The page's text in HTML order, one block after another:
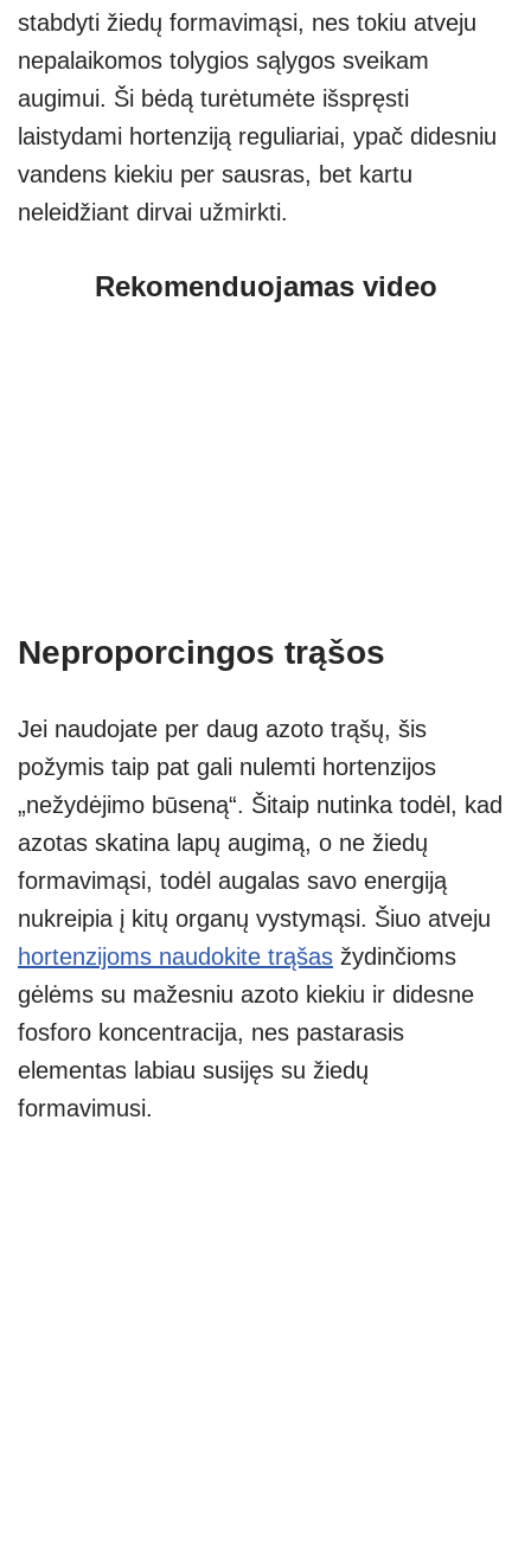
stabdyti žiedų formavimąsi, nes tokiu atveju
nepalaikomos tolygios sąlygos sveikam
augimui. Ši bėdą turėtumėte išspręsti
laistydami hortenziją reguliariai, ypač didesniu
vandens kiekiu per sausras, bet kartu
neleidžiant dirvai užmirkti.
Rekomenduojamas video
Neproporcingos trąšos
Jei naudojate per daug azoto trąšų, šis
požymis taip pat gali nulemti hortenzijos
„nežydėjimo būseną“. Šitaip nutinka todėl, kad
azotas skatina lapų augimą, o ne žiedų
formavimąsi, todėl augalas savo energiją
nukreipia į kitų organų vystymąsi. Šiuo atveju
hortenzijoms naudokite trąšas žydinčioms
gėlėms su mažesniu azoto kiekiu ir didesne
fosforo koncentracija, nes pastarasis
elementas labiau susijęs su žiedų
formavimusi.